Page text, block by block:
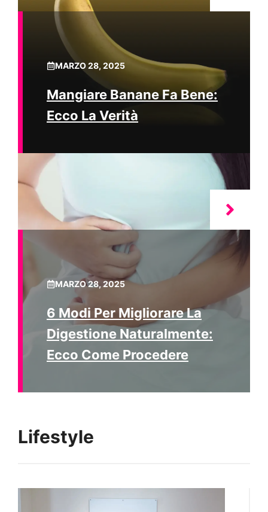
MARZO 28, 2025
Mangiare Banane Fa Bene:
Ecco La Verità
MARZO 28, 2025
6 Modi Per Migliorare La
Digestione Naturalmente:
Ecco Come Procedere
Lifestyle